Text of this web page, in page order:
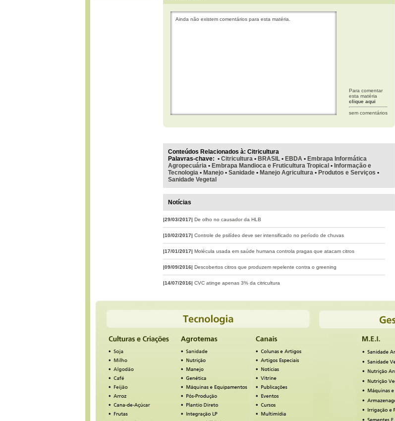
Ainda não existem comentários para esta matéria.
Para comentar
esta matéria
clique aqui
sem comentários
Conteúdos Relacionados à: Citricultura
Palavras-chave: • Citricultura • BRASIL • EBDA • Embrapa Informática
Agropecuária • Embrapa Mandioca e Fruticultura Tropical • Informação e
Tecnologia • Manejo • Sanidade • Manejo Agricultura • Produtos e Serviços •
Sanidade Vegetal
Notícias
|29/03/2017| De olho no causador da HLB
|10/02/2017| Controle de psilídeo deve ser intensificado no período de chuvas
|17/01/2017| Molécula usada em saúde humana controla pragas que atacam citros
|09/09/2016| Descobertos citros que produzem repelente contra o greening
|14/07/2016| CVC atinge apenas 3% da citricultura